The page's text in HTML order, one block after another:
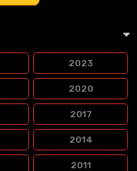
2023
2020
2017
2014
2011